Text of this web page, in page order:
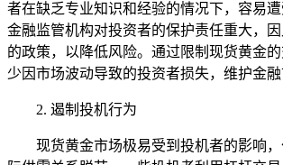
者在缺乏专业知识和经验的情况下，容易
金融监管机构对投资者的保护责任重大，
的政策，以降低风险。通过限制现货黄金
少因市场波动导致的投资者损失，维护金融
2. 遏制投机行为
现货黄金市场极易受到投机者的影响